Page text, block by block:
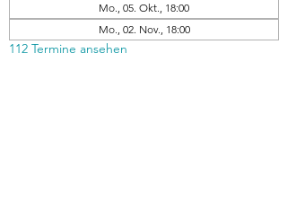
Mo., 05. Okt., 18:00
Mo., 02. Nov., 18:00
112 Termine ansehen